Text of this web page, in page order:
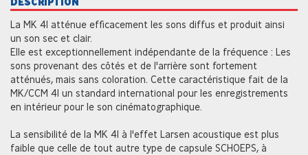
La MK 41 atténue efficacement les sons diffus et produit ainsi
un son sec et clair.
Elle est exceptionnellement indépendante de la fréquence : Les
sons provenant des côtés et de l'arrière sont fortement
atténués, mais sans coloration. Cette caractéristique fait de la
MK/CCM 41 un standard international pour les enregistrements
en intérieur pour le son cinématographique.
La sensibilité de la MK 41 à l'effet Larsen acoustique est plus
faible que celle de tout autre type de capsule SCHOEPS, à